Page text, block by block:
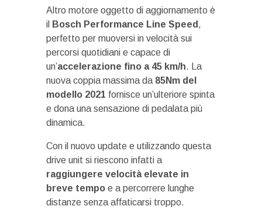
Altro motore oggetto di aggiornamento è
il Bosch Performance Line Speed ,
perfetto per muoversi in velocità sui
percorsi quotidiani e capace di
un’accelerazione fino a 45 km/h. La
nuova coppia massima da 85Nm del
modello 2021 fornisce un’ulteriore spinta
e dona una sensazione di pedalata più
dinamica.
Con il nuovo update e utilizzando questa
drive unit si riescono infatti a
raggiungere velocità elevate in
breve tempo e a percorrere lunghe
distanze senza affaticarsi troppo.